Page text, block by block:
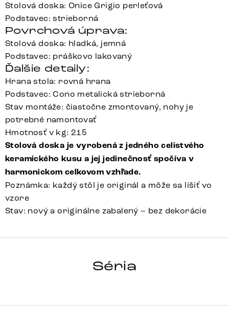
Stolová doska: Onice Grigio perleťová
Podstavec: strieborná
Povrchová úprava:
Stolová doska: hladká, jemná
Podstavec: práškovo lakovaný
Ďalšie detaily:
Hrana stola: rovná hrana
Podstavec: Cono metalická strieborná
Stav montáže: čiastočne zmontovaný, nohy je
potrebné namontovať
Hmotnosť v kg: 215
Stolová doska je vyrobená z jedného celistvého
keramického kusu a jej jedinečnosť spočíva v
harmonickom celkovom vzhľade.
Poznámka: každý stôl je originál a môže sa líšiť vo
vzore
Stav: nový a originálne zabalený – bez dekorácie
Séria